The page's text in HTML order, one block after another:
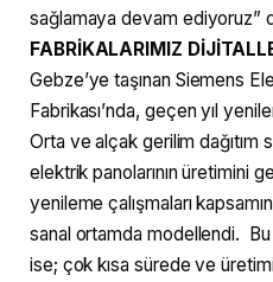
sağlamaya devam ediyoruz”
FABRİKALARIMIZ
Gebze’ye taşınan Siemens
Fabrikası’nda, geçen yıl
Orta ve alçak gerilim dağıtım
elektrik panolarının üretimini
yenileme çalışmaları
sanal ortamda modellendi.
ise; çok kısa sürede ve